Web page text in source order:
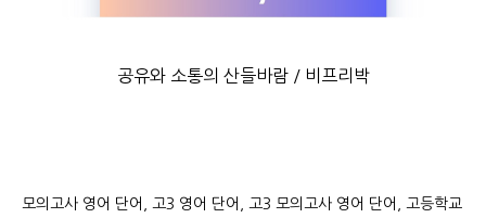
공유와 소통의 산들바람 / 비프리박
모의고사 영어 단어, 고3 영어 단어, 고3 모의고사 영어 단어, 고등학교